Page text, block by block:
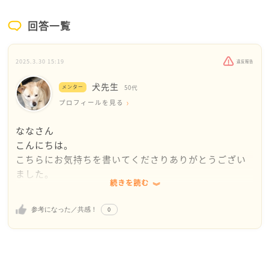
回答一覧
2025.3.30 15:19 違反報告
メンター 犬先生 50代
プロフィールを見る
ななさん
こんにちは。
こちらにお気持ちを書いてくださりありがとうござい
ました。
おつらい毎日を過ごしているのですね。
理由は違いますが、私も生きてる意味がないと思って
いた時期がありました。
続きを読む
参考になった／共感！ 0